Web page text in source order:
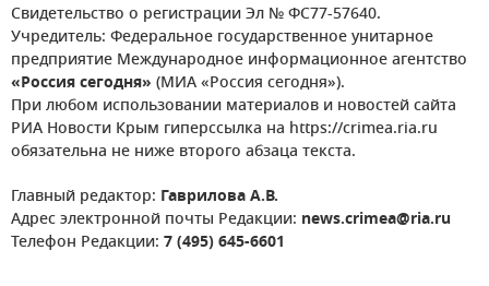
Свидетельство о регистрации Эл № ФС77-57640.
Учредитель: Федеральное государственное унитарное
предприятие Международное информационное агентство
«Россия сегодня» (МИА «Россия сегодня»).
При любом использовании материалов и новостей сайта
РИА Новости Крым гиперссылка на https://crimea.ria.ru
обязательна не ниже второго абзаца текста.
Главный редактор: Гаврилова А.В.
Адрес электронной почты Редакции: news.crimea@ria.ru
Телефон Редакции: 7 (495) 645-6601